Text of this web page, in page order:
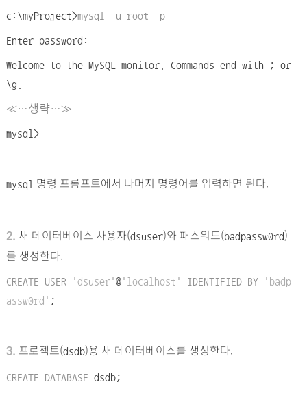
s
c:\myProject>mysql -u root -p
Enter password:
Welcome to the MySQL monitor. Commands end with ; or
\g.
≪…생략…≫
mysql>
mysql 명령 프롬프트에서 나머지 명령어를 입력하면 된다.
2. 새 데이터베이스 사용자(dsuser)와 패스워드(badpassw0rd)
를 생성한다.
CREATE USER 'dsuser'@'localhost' IDENTIFIED BY
'badp
assw0rd' ;
3. 프로젝트(dsdb)용 새 데이터베이스를 생성한다.
CREATE DATABASE dsdb;